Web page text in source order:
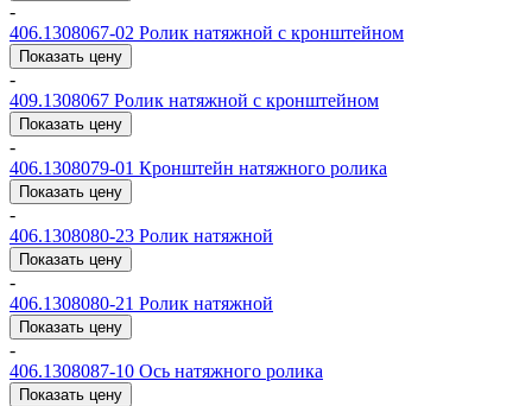
-
406.1308067-02 Ролик натяжной с кронштейном
Показать цену
-
409.1308067 Ролик натяжной с кронштейном
Показать цену
-
406.1308079-01 Кронштейн натяжного ролика
Показать цену
-
406.1308080-23 Ролик натяжной
Показать цену
-
406.1308080-21 Ролик натяжной
Показать цену
-
406.1308087-10 Ось натяжного ролика
Показать цену